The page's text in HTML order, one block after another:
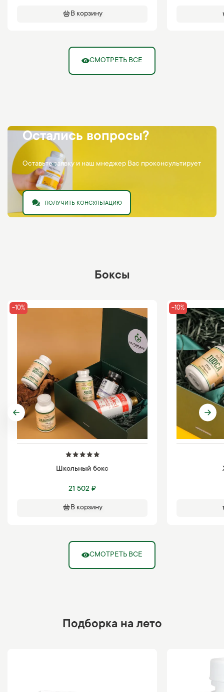
В корзину
СМОТРЕТЬ ВСЕ
Остались вопросы?
Оставьте заявку и наш мнеджер Вас проконсультирует
ПОЛУЧИТЬ КОНСУЛЬТАЦИЮ
Боксы
-10%
Школьный бокс
21 502 ₽
В корзину
-10%
СМОТРЕТЬ ВСЕ
Подборка на лето